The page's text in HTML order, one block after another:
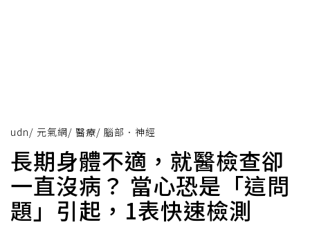
udn/ 元氣網/ 醫療/ 腦部．神經
長期身體不適，就醫檢查卻
一直沒病？ 當心恐是「這問
題」引起，1表快速檢測